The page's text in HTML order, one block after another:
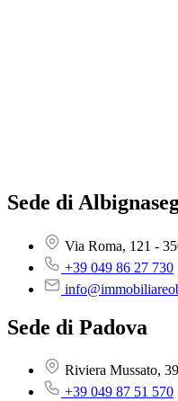
Sede di
Via Roma, 121 -
+39 049 86 27 730
Sede di Padova
Riviera Mussato,
+39 049 87 51 570